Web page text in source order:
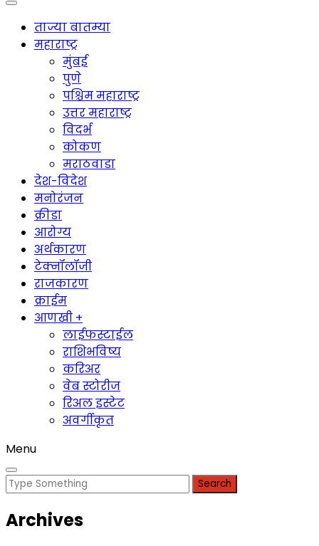
ताज्या बातम्या
महाराष्ट्र
मुंबई
पुणे
पश्चिम महाराष्ट्र
उत्तर महाराष्ट्र
विदर्भ
कोकण
मराठवाडा
देश-विदेश
मनोरंजन
क्रीडा
आरोग्य
अर्थकारण
टेक्नॉलॉजी
राजकारण
क्राईम
आणखी +
लाईफस्टाईल
राशिभविष्य
करिअर
वेब स्टोरीज
रिअल इस्टेट
अवर्गीकृत
Menu
Search
Archives